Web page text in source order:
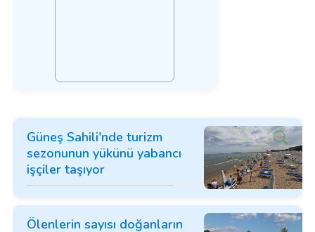
Güneş Sahili'nde turizm
sezonunun yükünü yabancı
işçiler taşıyor
Ölenlerin sayısı doğanların